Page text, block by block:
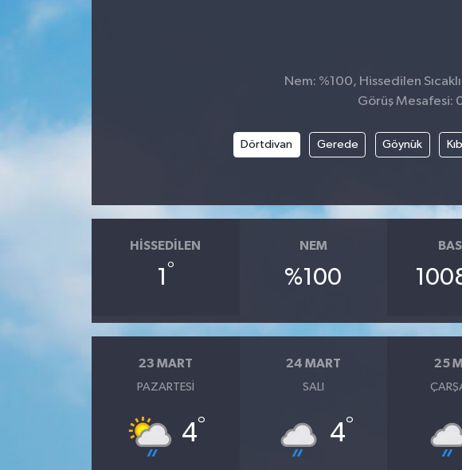
Nem: %100, Hissedilen
Görüş Mesafesi:
Dörtdivan Gerede Göynük
HISSEDILEN
1 °
NEM
%100
23 MART
PAZARTESI
4°
24 MART
SALI
4°
25